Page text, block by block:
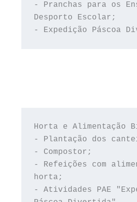
- Pranchas para os
Desporto Escolar;
- Expedição Páscoa
Horta e Alimentação
- Plantação dos
- Compostor;
- Refeições com
horta;
- Atividades PAE